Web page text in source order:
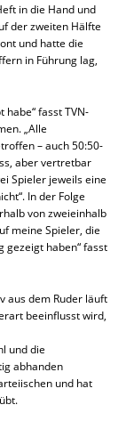
in die Hand und
der zweiten Hälfte
und hatte die
in Führung lag,
fasst TVN-
„Alle
– auch 50:50-
aber vertretbar
Spieler jeweils eine
In der Folge
von zweieinhalb
meine Spieler, die
gezeigt haben“ fasst
aus dem Ruder läuft
beeinflusst wird,
und die
abhanden
und hat